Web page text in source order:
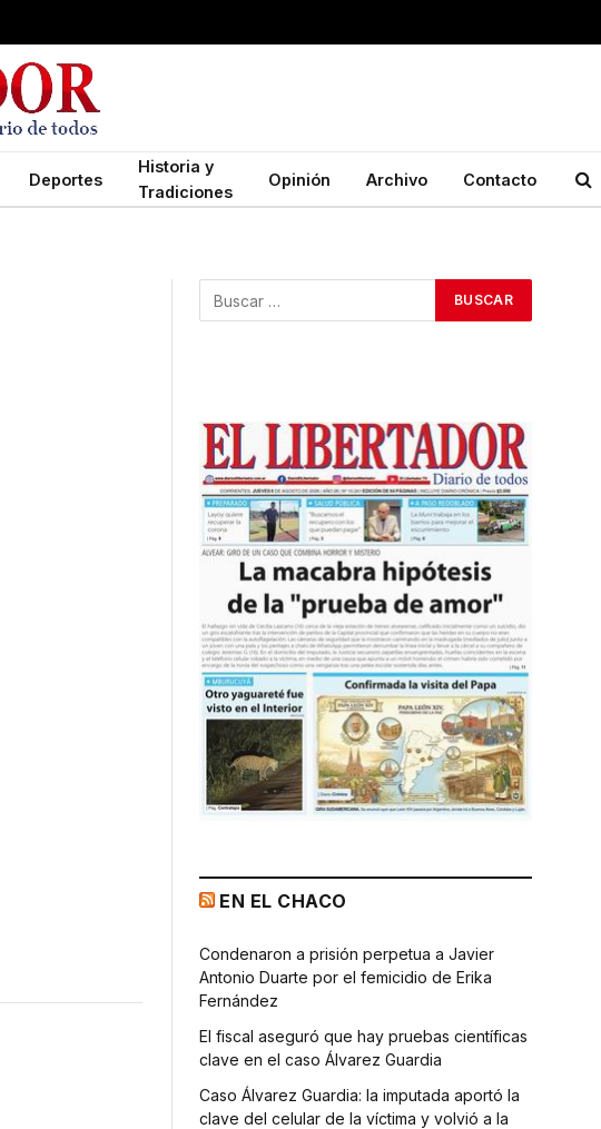
Deportes
Historia y
Tradiciones
Opinión Archivo Contacto
EN EL CHACO
Condenaron a prisión perpetua a Javier
Antonio Duarte por el femicidio de Erika
Fernández
El fiscal aseguró que hay pruebas científicas
clave en el caso Álvarez Guardia
Caso Álvarez Guardia: la imputada aportó la
clave del celular de la víctima y volvió a la